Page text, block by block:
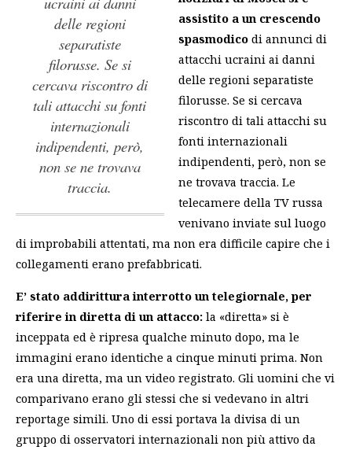
delle regioni
separatiste
filorusse. Se si
cercava riscontro di
tali attacchi su fonti
internazionali
indipendenti, però,
non se ne trovava
traccia.
assistito a un crescendo
spasmodico diannunci di
attacchi ucraini ai danni
delle regioni separatiste
filorusse. Se si cercava
riscontro di tali attacchi su
fonti internazionali
indipendenti, però, non se
ne trovava traccia. Le
telecamere della TV russa
venivano inviate sul luogo
di improbabili attentati, ma non era difficile capire che i
collegamenti erano prefabbricati.
E’ stato addirittura interrotto un telegiornale, per
riferire in diretta di un attacco: la «diretta» si è
inceppata ed è ripresa qualche minuto dopo, ma le
immagini erano identiche a cinque minuti prima. Non
era una diretta, ma un video registrato. Gli uomini che vi
comparivano erano gli stessi che si vedevano in altri
reportage simili. Uno di essi portava la divisa di un
gruppo di osservatori internazionali non più attivo da